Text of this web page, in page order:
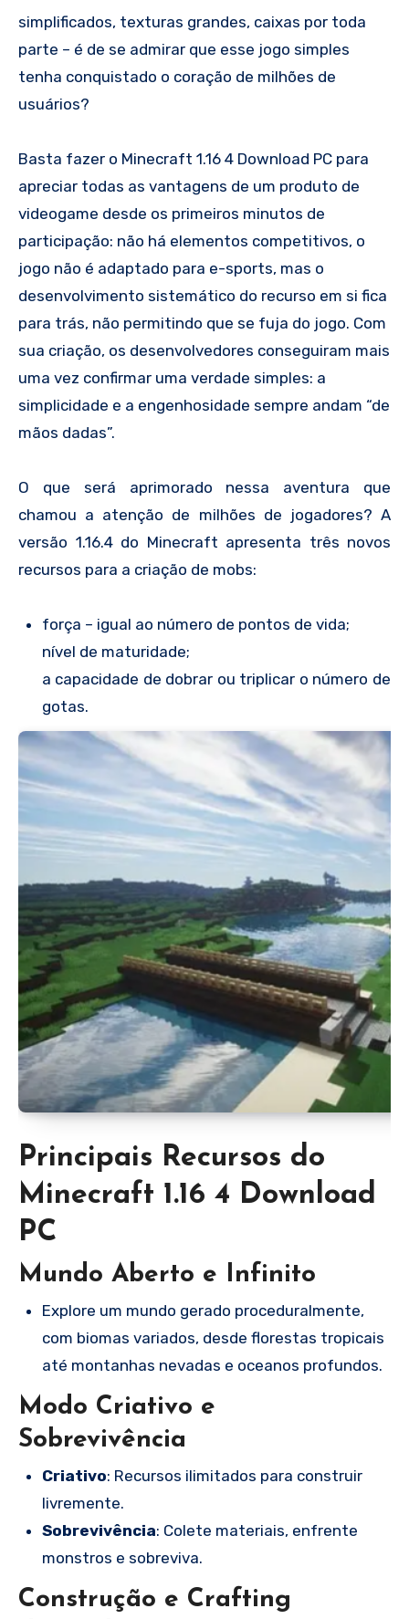
simplificados, texturas grandes, caixas por toda
parte – é de se admirar que esse jogo simples
tenha conquistado o coração de milhões de
usuários?
Basta fazer o Minecraft 1.16 4 Download PC para
apreciar todas as vantagens de um produto de
videogame desde os primeiros minutos de
participação: não há elementos competitivos, o
jogo não é adaptado para e-sports, mas o
desenvolvimento sistemático do recurso em si fica
para trás, não permitindo que se fuja do jogo. Com
sua criação, os desenvolvedores conseguiram mais
uma vez confirmar uma verdade simples: a
simplicidade e a engenhosidade sempre andam “de
mãos dadas”.
O que será aprimorado nessa aventura que
chamou a atenção de milhões de jogadores? A
versão 1.16.4 do Minecraft apresenta três novos
recursos para a criação de mobs:
força – igual ao número de pontos de vida;
nível de maturidade;
a capacidade de dobrar ou triplicar o número de
gotas.
Principais Recursos do
Minecraft 1.16 4 Download
PC
Mundo Aberto e Infinito
Explore um mundo gerado proceduralmente,
com biomas variados, desde florestas tropicais
até montanhas nevadas e oceanos profundos.
Modo Criativo e
Sobrevivência
Criativo: Recursos ilimitados para construir
livremente.
Sobrevivência: Colete materiais, enfrente
monstros e sobreviva.
Construção e Crafting